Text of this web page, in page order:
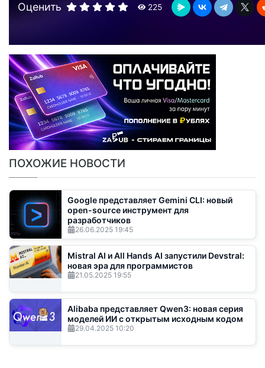
Оценить 225
ПОХОЖИЕ НОВОСТИ
Google представляет Gemini CLI: новый
open-source инструмент для
разработчиков
26.06.2025 19:45
Mistral AI и All Hands AI запустили Devstral:
новая эра для программистов
21.05.2025 19:55
Alibaba представляет Qwen3: новая серия
моделей ИИ с открытым исходным кодом
29.04.2025 10:20